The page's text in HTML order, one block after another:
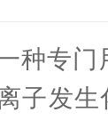
种专
子发生